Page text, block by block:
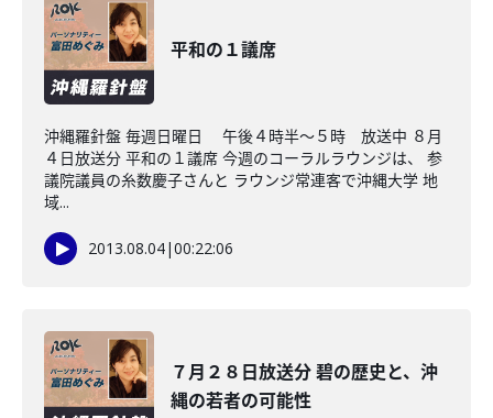
平和の１議席
沖縄羅針盤 毎週日曜日 午後４時半～５時 放送中 ８月
４日放送分 平和の１議席 今週のコーラルラウンジは、 参
議院議員の糸数慶子さんと ラウンジ常連客で沖縄大学 地
域...
2013.08.04|00:22:06
７月２８日放送分 碧の歴史と、沖
縄の若者の可能性